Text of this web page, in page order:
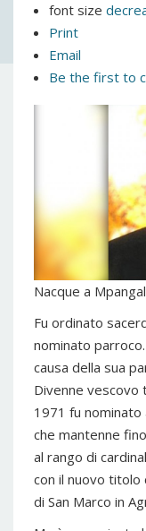
font size
Print
Email
Be the first to
Nacque a
Fu ordinato
nominato
causa della sua
Divenne vescovo
1971 fu nominato
che mantenne
al rango di
con il nuovo titolo
di San Marco in